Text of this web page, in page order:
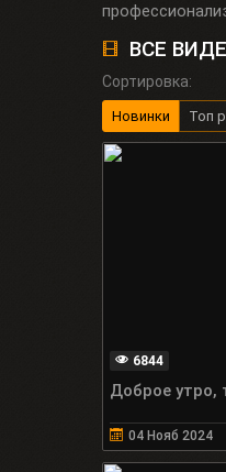
ВСЕ
Сортировка:
Новинки Топ
6844
Доброе утро,
04 Нояб 2024